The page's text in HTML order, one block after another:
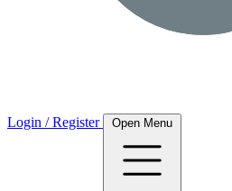
Login / Register Open Menu